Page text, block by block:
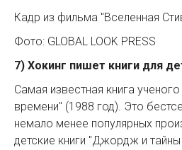
Кадр из фильма "Вселенная
Фото: GLOBAL LOOK PRESS
7) Хокинг пишет книги для
Самая известная книга
времени" (1988 год). Это
немало менее популярных
детские книги "Джордж и